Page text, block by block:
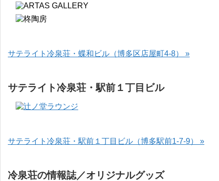
サテライト冷泉荘・蝶和ビル（博多区店屋町4-8） »
サテライト冷泉荘・駅前１丁目ビル
サテライト冷泉荘・駅前１丁目ビル（博多駅前1-7-9） »
冷泉荘の情報誌／オリジナルグッズ